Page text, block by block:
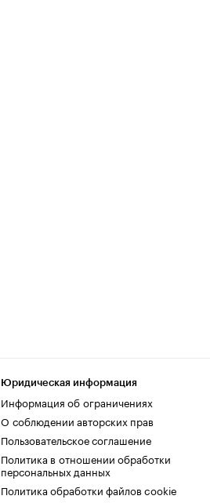
Юридическая информация
Информация об ограничениях
О соблюдении авторских прав
Пользовательское соглашение
Политика в отношении обработки
персональных данных
Политика обработки файлов cookie